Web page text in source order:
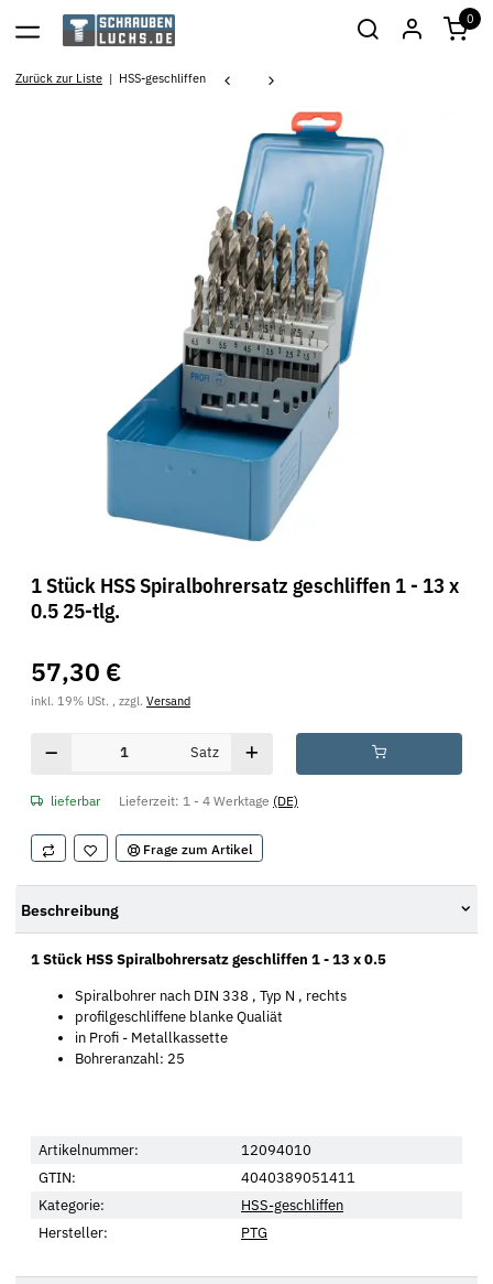
0
Zurück zur Liste HSS-geschliffen
1 Stück HSS Spiralbohrersatz geschliffen 1 - 13 x
0.5 25-tlg.
57,30 €
inkl. 19% USt. , zzgl. Versand
Satz
lieferbar Lieferzeit: 1 - 4 Werktage (DE)
Frage zum Artikel
Beschreibung
1 Stück HSS Spiralbohrersatz geschliffen 1 - 13 x 0.5
Spiralbohrer nach DIN 338 , Typ N , rechts
profilgeschliffene blanke Qualiät
in Profi - Metallkassette
Bohreranzahl: 25
Artikelnummer:
12094010
GTIN:
4040389051411
Kategorie:
HSS-geschliffen
Hersteller:
PTG